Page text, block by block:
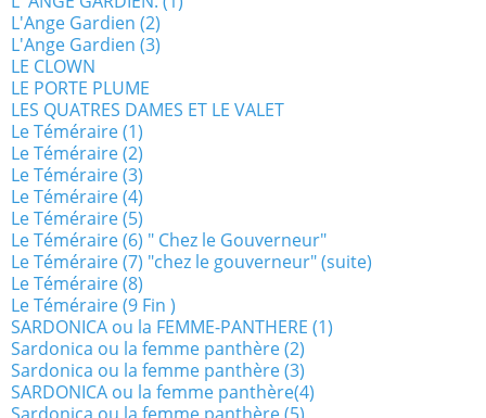
L'Ange Gardien (2)
L'Ange Gardien (3)
LE CLOWN
LE PORTE PLUME
LES QUATRES DAMES ET LE VALET
Le Téméraire (1)
Le Téméraire (2)
Le Téméraire (3)
Le Téméraire (4)
Le Téméraire (5)
Le Téméraire (6) " Chez le Gouverneur"
Le Téméraire (7) "chez le gouverneur" (suite)
Le Téméraire (8)
Le Téméraire (9 Fin )
SARDONICA ou la FEMME-PANTHERE (1)
Sardonica ou la femme panthère (2)
Sardonica ou la femme panthère (3)
SARDONICA ou la femme panthère(4)